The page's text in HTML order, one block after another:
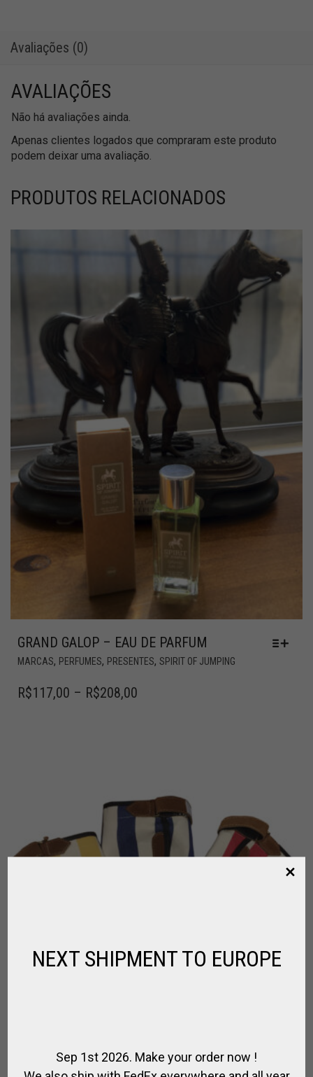
Avaliações (0)
AVALIAÇÕES
Não há avaliações ainda.
Apenas clientes logados que compraram este produto
podem deixar uma avaliação.
PRODUTOS RELACIONADOS
GRAND GALOP – EAU DE PARFUM
MARCAS, PERFUMES, PRESENTES, SPIRIT OF JUMPING
R$117,00 – R$208,00
NEXT SHIPMENT TO EUROPE
Sep 1st 2026. Make your order now !